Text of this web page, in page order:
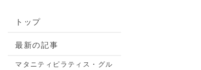
トップ
最新の記事
マタニティピラティス・グル